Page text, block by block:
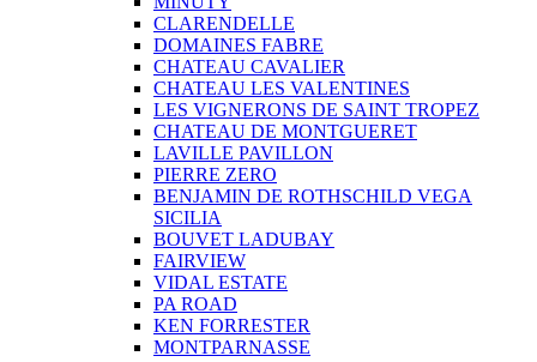
CLARENDELLE
DOMAINES FABRE
CHATEAU CAVALIER
CHATEAU LES VALENTINES
LES VIGNERONS DE SAINT TROPEZ
CHATEAU DE MONTGUERET
LAVILLE PAVILLON
PIERRE ZERO
BENJAMIN DE ROTHSCHILD VEGA
SICILIA
BOUVET LADUBAY
FAIRVIEW
VIDAL ESTATE
PA ROAD
KEN FORRESTER
MONTPARNASSE